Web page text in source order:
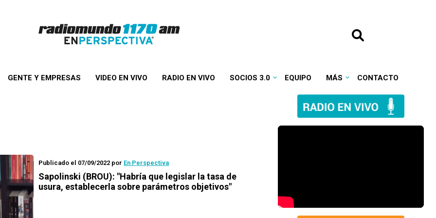
GENTE Y EMPRESAS VIDEO EN VIVO RADIO EN VIVO SOCIOS 3.0 EQUIPO MÁS CONTACTO
Publicado el 07/09/2022 por En Perspectiva
Sapolinski (BROU): "Habría que legislar la tasa de
usura, establecerla sobre parámetros objetivos"